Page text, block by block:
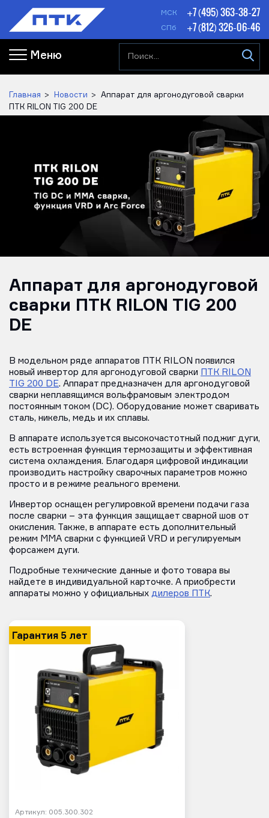
МСК +7 (495) 363-38-27
СПб +7 (812) 326-06-46
Меню
Главная Новости
Аппарат для аргонодуговой сварки
ПТК RILON TIG 200 DE
Аппарат для аргонодуговой
сварки ПТК RILON TIG 200
DE
В модельном ряде аппаратов ПТК RILON появился
новый инвертор для аргонодуговой сварки ПТК RILON
TIG 200 DE. Аппарат предназначен для аргонодуговой
сварки неплавящимся вольфрамовым электродом
постоянным током (DC). Оборудование может сваривать
сталь, никель, медь и их сплавы.
В аппарате используется высокочастотный поджиг дуги,
есть встроенная функция термозащиты и эффективная
система охлаждения. Благодаря цифровой индикации
производить настройку сварочных параметров можно
просто и в режиме реального времени.
Инвертор оснащен регулировкой времени подачи газа
после сварки – эта функция защищает сварной шов от
окисления. Также, в аппарате есть дополнительный
режим ММА сварки с функцией VRD и регулируемым
форсажем дуги.
Подробные технические данные и фото товара вы
найдете в индивидуальной карточке. А приобрести
аппараты можно у официальных дилеров ПТК.
Гарантия 5 лет
Артикул: 005.300.302